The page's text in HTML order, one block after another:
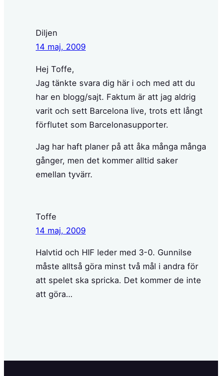
Diljen
14 maj, 2009
Hej Toffe,
Jag tänkte svara dig här i och med att du
har en blogg/sajt. Faktum är att jag aldrig
varit och sett Barcelona live, trots ett långt
förflutet som Barcelonasupporter.
Jag har haft planer på att åka många många
gånger, men det kommer alltid saker
emellan tyvärr.
Toffe
14 maj, 2009
Halvtid och HIF leder med 3-0. Gunnilse
måste alltså göra minst två mål i andra för
att spelet ska spricka. Det kommer de inte
att göra…